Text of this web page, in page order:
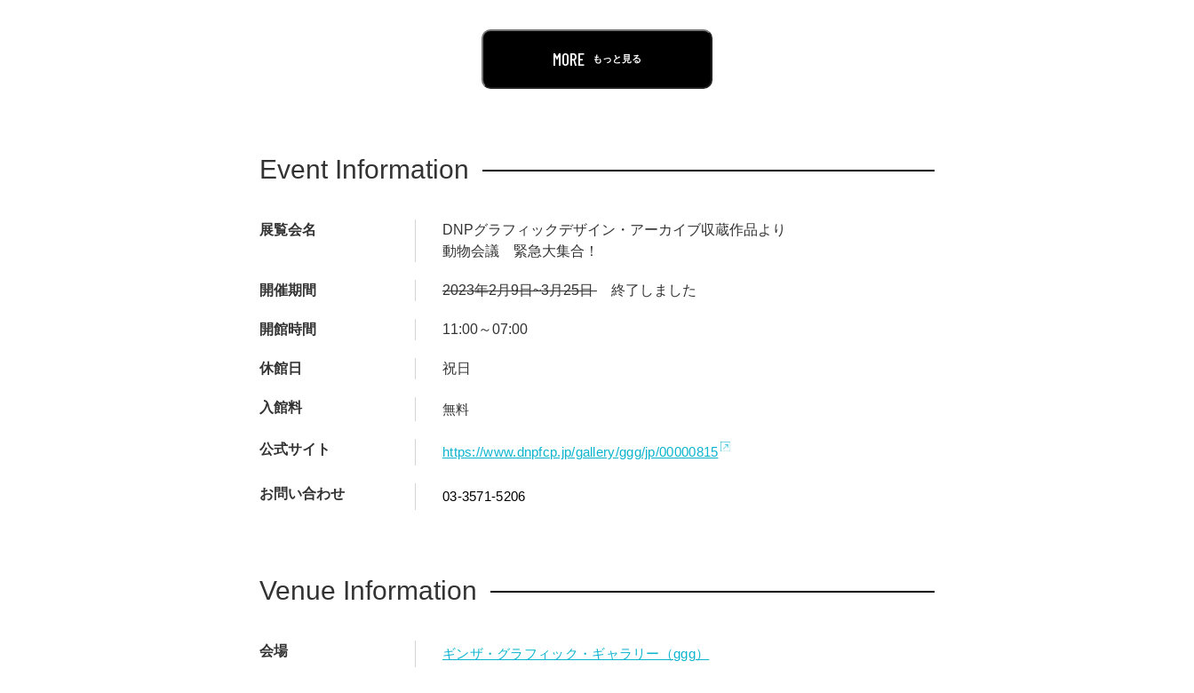
に翻弄され、迷惑を被ってきた動物たちの方がはるかに良識や実行力があるということを、ケストナーは伝え
レクター、アーティスト34名が、「動物」を主役や脇役にして、生命、環境、戦争、文化、社会に対する問題
動物の表現方法は、写真、絵画、イラストレーション、グラフィックなどさまざまです。古くは花鳥画、琳
派、浮世絵などを彩ってきた動物たち。日本美術の伝統を引き継ぎ、奔放で色彩豊か、そして繊細で、理性よ
り感性に訴える、世界に類を見ない独特のグラフィック表現にご着目ください。
2022年5月から7月まで、ローマ日本文化会館にて同タイトルの企画展が開催されました。地球温暖化による
40℃超えという記録的な暑さにも関わらず、多くの来場者を数え話題となりました。こちらの展覧会は現在、
規模を縮小してパリ日本文化会館へ巡回中です。gggでは、ローマでの展覧会を再構成し、さらに多様性を広げ
た内容をお届けします。言葉は違っても、動物たちは国境を越え、私たちが見失ってしまいそうな大切なこと
MORE もっと見る
Event Information
展覧会名
DNPグラフィックデザイン・アーカイブ収蔵作品より
動物会議 緊急大集合！
開催期間 2023年2月9日~3月25日 終了しました
開館時間 11:00～07:00
休館日 祝日
入館料 無料
公式サイト https://www.dnpfcp.jp/gallery/ggg/jp/00000815
お問い合わせ 03-3571-5206
Venue Information
会場 ギンザ・グラフィック・ギャラリー（ggg）